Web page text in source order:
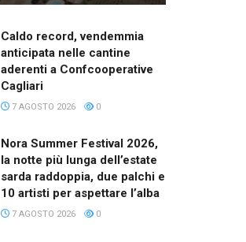
Caldo record, vendemmia
anticipata nelle cantine
aderenti a Confcooperative
Cagliari
7 AGOSTO 2026 0
Nora Summer Festival 2026,
la notte più lunga dell’estate
sarda raddoppia, due palchi e
10 artisti per aspettare l’alba
7 AGOSTO 2026 0